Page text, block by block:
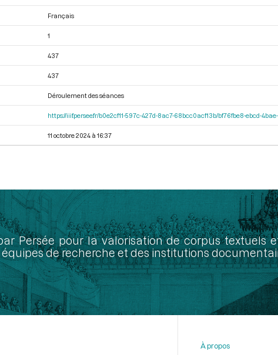
Français
1
437
437
Déroulement des séances
https://iiif.persee.fr/b0e2cf11-597c-427d-8ac7-68bcc0acf13b/bf76fbe8-ebcd-
11 octobre 2024 à 16:37
Persée pour la valorisation de corpus textuels
de recherche et des institutions
À propos